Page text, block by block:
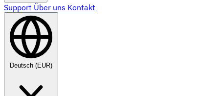
Support Über uns Kontakt